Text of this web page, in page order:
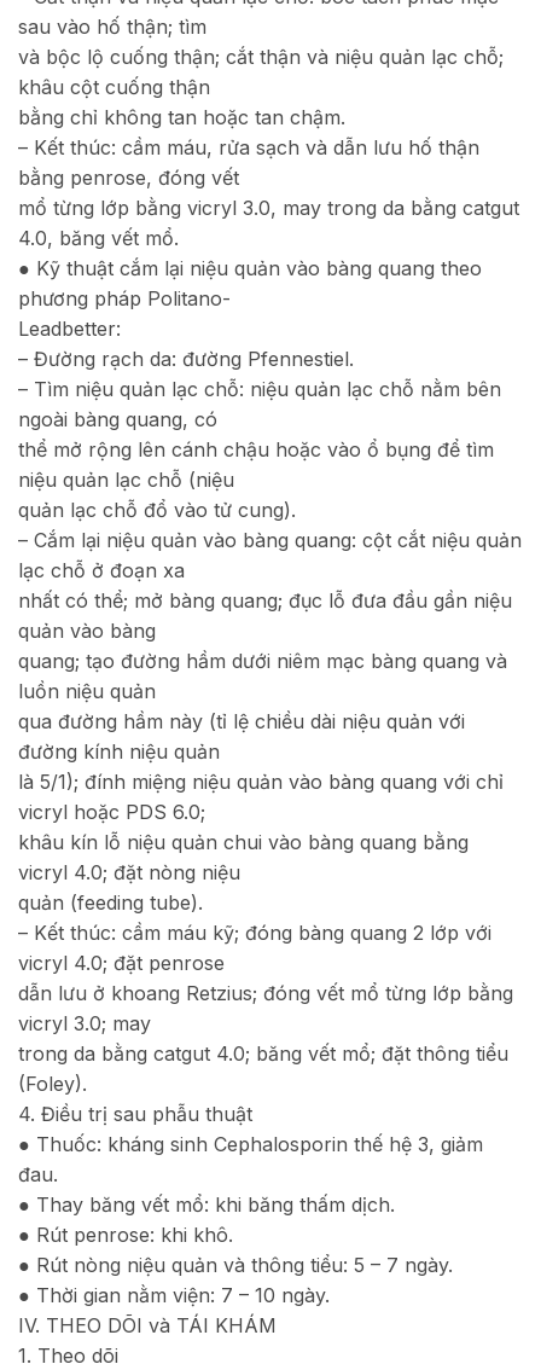
sau vào hố thận; tìm
và bộc lộ cuống thận; cắt thận và niệu quản lạc chỗ;
khâu cột cuống thận
bằng chỉ không tan hoặc tan chậm.
– Kết thúc: cầm máu, rửa sạch và dẫn lưu hố thận
bằng penrose, đóng vết
mổ từng lớp bằng vicryl 3.0, may trong da bằng catgut
4.0, băng vết mổ.
● Kỹ thuật cắm lại niệu quản vào bàng quang theo
phương pháp Politano-
Leadbetter:
– Đường rạch da: đường Pfennestiel.
– Tìm niệu quản lạc chỗ: niệu quản lạc chỗ nằm bên
ngoài bàng quang, có
thể mở rộng lên cánh chậu hoặc vào ổ bụng để tìm
niệu quản lạc chỗ (niệu
quản lạc chỗ đổ vào tử cung).
– Cắm lại niệu quản vào bàng quang: cột cắt niệu quản
lạc chỗ ở đoạn xa
nhất có thể; mở bàng quang; đục lỗ đưa đầu gần niệu
quản vào bàng
quang; tạo đường hầm dưới niêm mạc bàng quang và
luồn niệu quản
qua đường hầm này (tỉ lệ chiều dài niệu quản với
đường kính niệu quản
là 5/1); đính miệng niệu quản vào bàng quang với chỉ
vicryl hoặc PDS 6.0;
khâu kín lỗ niệu quản chui vào bàng quang bằng
vicryl 4.0; đặt nòng niệu
quản (feeding tube).
– Kết thúc: cầm máu kỹ; đóng bàng quang 2 lớp với
vicryl 4.0; đặt penrose
dẫn lưu ở khoang Retzius; đóng vết mổ từng lớp bằng
vicryl 3.0; may
trong da bằng catgut 4.0; băng vết mổ; đặt thông tiểu
(Foley).
4. Điều trị sau phẫu thuật
● Thuốc: kháng sinh Cephalosporin thế hệ 3, giảm
đau.
● Thay băng vết mổ: khi băng thấm dịch.
● Rút penrose: khi khô.
● Rút nòng niệu quản và thông tiểu: 5 – 7 ngày.
● Thời gian nằm viện: 7 – 10 ngày.
IV. THEO DÕI và TÁI KHÁM
1. Theo dõi